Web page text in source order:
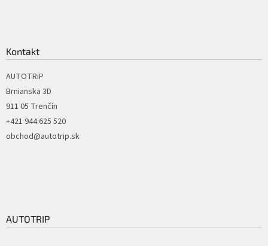
Kontakt
AUTOTRIP
Brnianska 3D
911 05 Trenčín
+421 944 625 520
obchod@autotrip.sk
AUTOTRIP